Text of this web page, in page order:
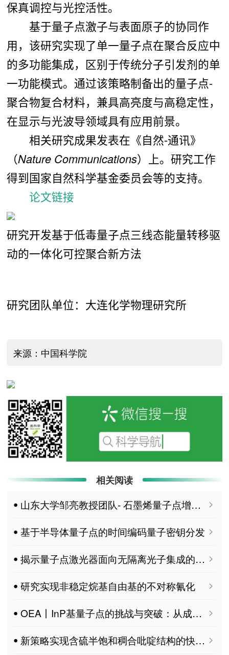
保真调控与光控活性。
基于量子点激子与表面原子的协同作
用，该研究实现了单一量子点在聚合反应中
的多功能集成，区别于传统分子引发剂的单
一功能模式。通过该策略制备出的量子点-
聚合物复合材料，兼具高亮度与高稳定性，
在显示与光波导领域具有应用前景。
相关研究成果发表在《自然-通讯》
（Nature Communications）上。研究工作
得到国家自然科学基金委员会等的支持。
论文链接
研究开发基于低毒量子点三线态能量转移驱
动的一体化可控聚合新方法
研究团队单位：大连化学物理研究所
来源：中国科学院
相关阅读
ꔷ 山东大学邹亮教授团队- 石墨烯量子点增强环氧树脂抗辐照能力的分子模拟与损伤程度微观表征
ꔷ 基于半导体量子点的时间编码量子密钥分发
ꔷ 揭示量子点激光器面向无隔离光子集成的反馈极限
ꔷ 研究实现非稳定烷基自由基的不对称氰化
ꔷ OEA丨InP基量子点的挑战与突破：从成核机制到高性能QLED的系统性综述
ꔷ 新策略实现含硫半饱和稠合吡啶结构的快速构建